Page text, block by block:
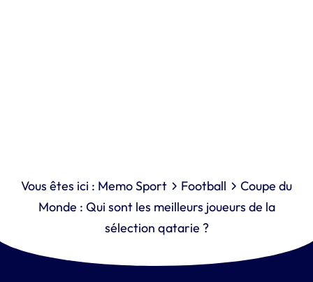
Vous êtes ici : Memo Sport Football
Coupe du
Monde : Qui sont les meilleurs joueurs de la
sélection qatarie ?